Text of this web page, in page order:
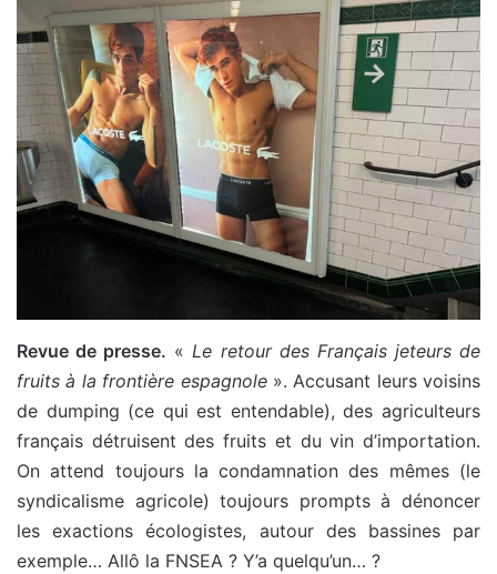
Revue de presse. «Le retour des Français jeteurs de
fruits à la frontière espagnole». Accusant leurs voisins
de dumping (ce qui est entendable), des agriculteurs
français détruisent des fruits et du vin d’importation.
On attend toujours la condamnation des mêmes (le
syndicalisme agricole) toujours prompts à dénoncer
les exactions écologistes, autour des bassines par
exemple… Allô la FNSEA ? Y’a quelqu’un… ?